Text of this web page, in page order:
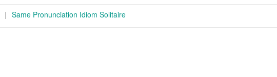
| Same Pronunciation Idiom Solitaire